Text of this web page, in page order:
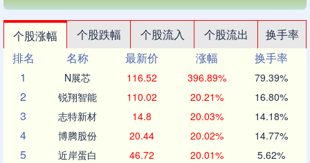
个股涨幅 个股跌幅 个股流入 个股流出
换手率
排名
名称 最新价 涨幅
换手率
1
N展芯 116.52 396.89% 79.39%
2 锐翔智能 110.02 20.21% 16.80%
3 志特新材 14.8 20.03% 14.18%
4 博腾股份 20.44 20.02% 14.77%
5 近岸蛋白 46.72 20.01% 5.62%